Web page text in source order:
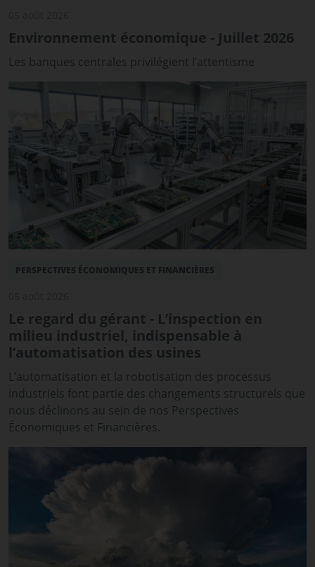
Environnement économique - Juillet 2026
Les banques centrales privilégient l’attentisme
PERSPECTIVES ÉCONOMIQUES ET FINANCIÈRES
Le regard du gérant - L’inspection en
milieu industriel, indispensable à
l’automatisation des usines
L’automatisation et la robotisation des processus
industriels font partie des changements structurels que
nous déclinons au sein de nos Perspectives
Économiques et Financières.